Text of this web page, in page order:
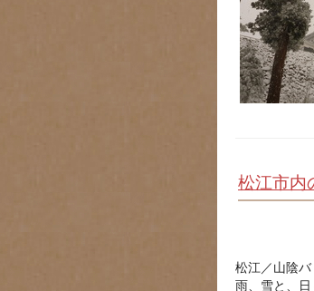
松江市
松江／山陰バ
雨、雪と、日